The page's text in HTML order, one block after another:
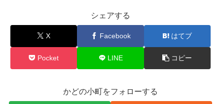
シェアする
X Facebook はてブ
Pocket LINE コピー
かどの小町をフォローする